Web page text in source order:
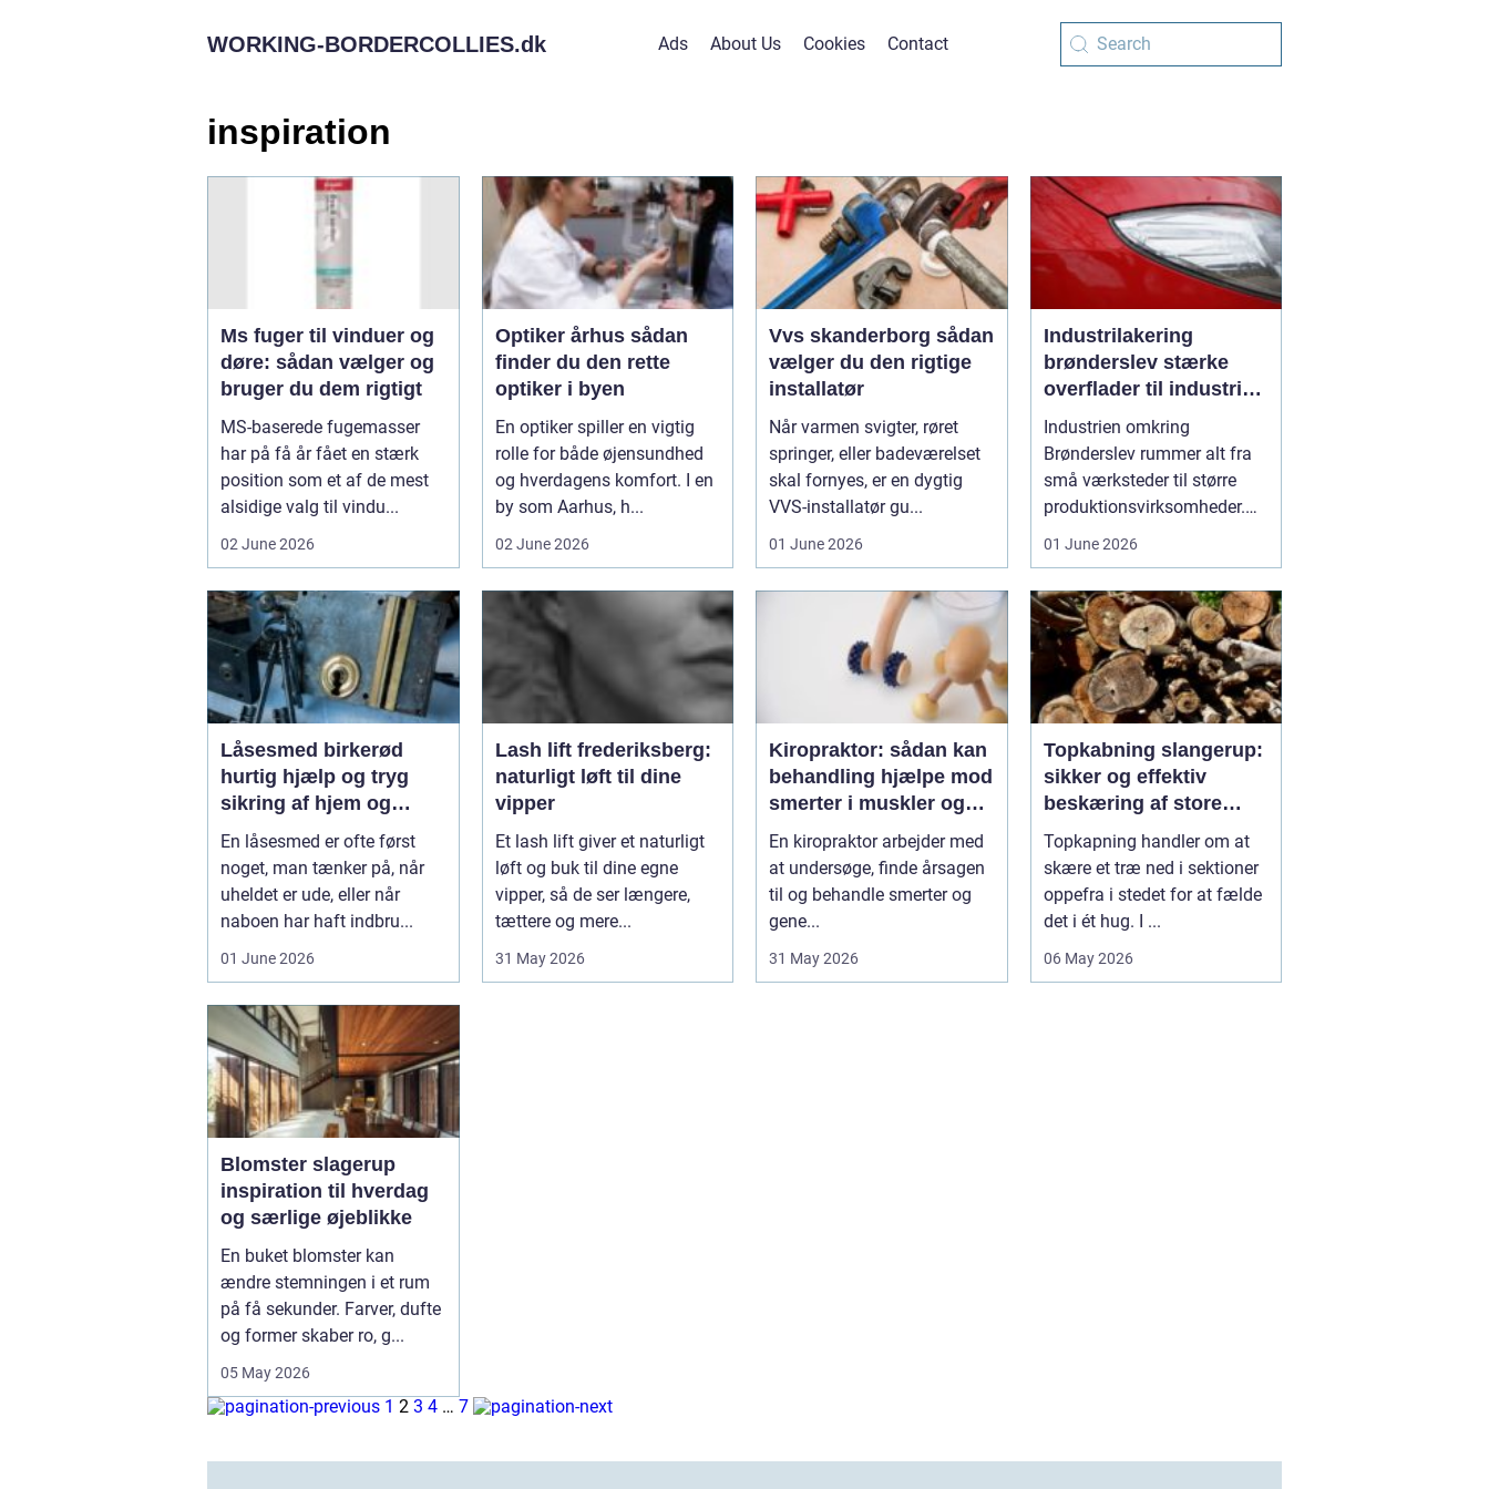
WORKING-BORDERCOLLIES.dk Ads About Us Cookies Contact
inspiration
Ms fuger til vinduer og
døre: sådan vælger og
bruger du dem rigtigt
MS-baserede fugemasser
har på få år fået en stærk
position som et af de mest
alsidige valg til vindu...
02 June 2026
Optiker århus sådan
finder du den rette
optiker i byen
En optiker spiller en vigtig
rolle for både øjensundhed
og hverdagens komfort. I en
by som Aarhus, h...
02 June 2026
Vvs skanderborg sådan
vælger du den rigtige
installatør
Når varmen svigter, røret
springer, eller badeværelset
skal fornyes, er en dygtig
VVS-installatør gu...
01 June 2026
Industrilakering
brønderslev stærke
overflader til industri
og erhverv
Industrien omkring
Brønderslev rummer alt fra
små værksteder til større
produktionsvirksomheder.
Fæl...
01 June 2026
Låsesmed birkerød
hurtig hjælp og tryg
sikring af hjem og
virksomhed
En låsesmed er ofte først
noget, man tænker på, når
uheldet er ude, eller når
naboen har haft indbru...
01 June 2026
Lash lift frederiksberg:
naturligt løft til dine
vipper
Et lash lift giver et naturligt
løft og buk til dine egne
vipper, så de ser længere,
tættere og mere...
31 May 2026
Kiropraktor: sådan kan
behandling hjælpe mod
smerter i muskler og
led
En kiropraktor arbejder med
at undersøge, finde årsagen
til og behandle smerter og
gene...
31 May 2026
Topkabning slangerup:
sikker og effektiv
beskæring af store
træer
Topkapning handler om at
skære et træ ned i sektioner
oppefra i stedet for at fælde
det i ét hug. I ...
06 May 2026
Blomster slagerup
inspiration til hverdag
og særlige øjeblikke
En buket blomster kan
ændre stemningen i et rum
på få sekunder. Farver, dufte
og former skaber ro, g...
05 May 2026
1 2 3 4 … 7